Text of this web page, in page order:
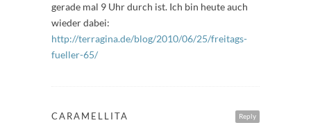
gerade mal 9 Uhr durch ist. Ich bin heute auch
wieder dabei:
http://terragina.de/blog/2010/06/25/freitags-
fueller-65/
Reply
CARAMELLITA